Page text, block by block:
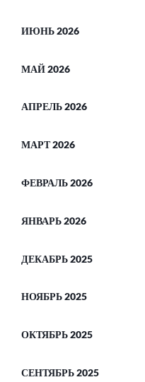
ИЮНЬ 2026
МАЙ 2026
АПРЕЛЬ 2026
МАРТ 2026
ФЕВРАЛЬ 2026
ЯНВАРЬ 2026
ДЕКАБРЬ 2025
НОЯБРЬ 2025
ОКТЯБРЬ 2025
СЕНТЯБРЬ 2025